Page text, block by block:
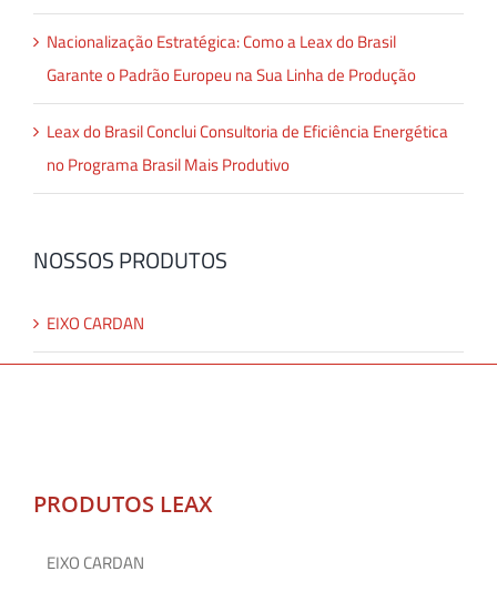
Nacionalização Estratégica: Como a Leax do Brasil
Garante o Padrão Europeu na Sua Linha de Produção
Leax do Brasil Conclui Consultoria de Eficiência Energética
no Programa Brasil Mais Produtivo
NOSSOS PRODUTOS
EIXO CARDAN
PRODUTOS LEAX
EIXO CARDAN